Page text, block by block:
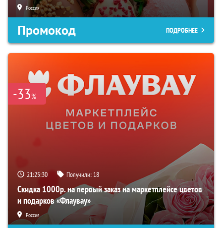
Россия
Промокод ПОДРОБНЕЕ
-33%
21:25:29 Получили: 18
Скидка 1000р. на первый заказ на маркетплейсе цветов
и подарков «Флаувау»
Россия